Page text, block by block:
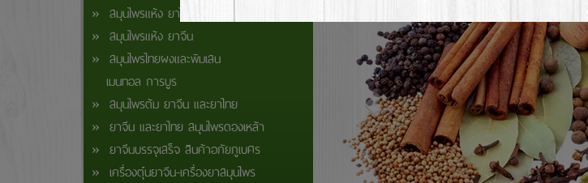
» สมุนไพรแห้ง ยาไทย
» สมุนไพรแห้ง ยาจีน
» สมุนไพรไทยผงและพิมเสน
เมนทอล การบูร
» สมุนไพรต้ม ยาจีน และยาไทย
» ยาจีน และยาไทย สมุนไพรดองเหล้า
» ยาจีนบรรจุเสร็จ สินค้าอภัยภูเบศร
» เครื่องตุ๋นยาจีน-เครื่องยาสมุนไพร